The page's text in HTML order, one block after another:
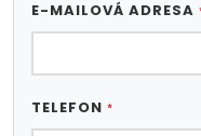
E-MAILOVÁ ADRESA
TELEFON *